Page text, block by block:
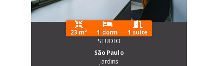
23 m² 1 dorm
1 suíte
STUDIO
São Paulo
Jardins